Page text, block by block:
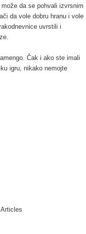
da se pohvali izvrsnim
da vole dobru hranu i vole
uvrstili i
Čak i ako ste imali
igru, nikako nemojte